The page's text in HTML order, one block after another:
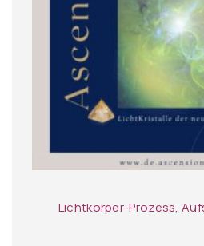
Lichtkörper-Prozess,